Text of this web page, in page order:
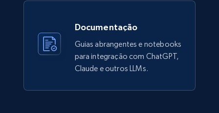
about us, and more.
Documentação
Guias abrangentes e notebooks
para integração com ChatGPT,
Claude e outros LLMs.